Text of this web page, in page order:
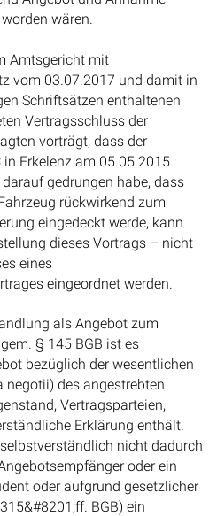
wären.
Amtsgericht mit
vom 03.07.2017 und damit in
Schriftsätzen enthaltenen
Vertragsschluss der
vorträgt, dass der
Erkelenz am 05.05.2015
gedrungen habe, dass
rückwirkend zum
eingedeckt werde, kann
dieses Vortrags – nicht
eines
eingeordnet werden.
als Angebot zum
§ 145 BGB ist es
bezüglich der wesentlichen
des angestrebten
Vertragsparteien,
Erklärung enthält.
nicht dadurch
oder ein
oder aufgrund gesetzlicher
BGB) ein